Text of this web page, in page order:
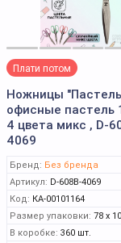
Плати потом
Ножницы
офисные пастель
4 цвета микс , D-
4069
Бренд: Без бренда
Артикул: D-608B-4069
Код: КА-00101164
Размер упаковки: 78 x
В коробке: 360 шт.